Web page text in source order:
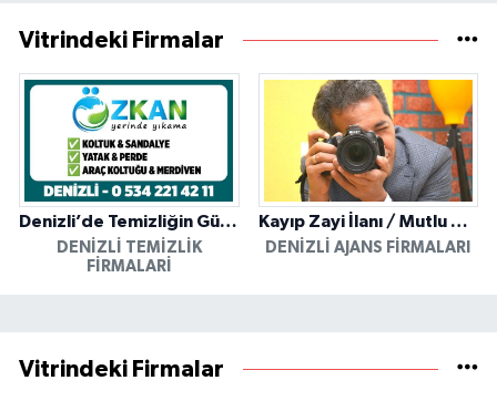
Vitrindeki Firmalar
Denizli’de Temizliğin Güvenilir Adresi: Özkan Yerinde Yıkama
DENIZLI TEMIZLIK
FIRMALARI
Kayıp Zayi İlanı / Mutlu Ajans / Denizli
DENIZLI AJANS FIRMALARI
Vitrindeki Firmalar